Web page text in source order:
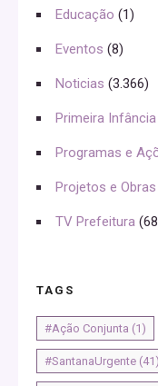
Educação (1)
Eventos (8)
Noticias (3.366)
Primeira Infância
Programas e
Projetos e Obras
TV Prefeitura
TAGS
#Ação Conjunta (1)
#SantanaUrgente (41)